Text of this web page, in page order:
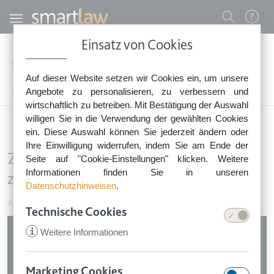
Einsatz von Cookies
Auf dieser Website setzen wir Cookies ein, um unsere
Angebote zu personalisieren, zu verbessern und
wirtschaftlich zu betreiben. Mit Bestätigung der Auswahl
willigen Sie in die Verwendung der gewählten Cookies
ein. Diese Auswahl können Sie jederzeit ändern oder
Ihre Einwilligung widerrufen, indem Sie am Ende der
Seite auf "Cookie-Einstellungen" klicken. Weitere
Informationen finden Sie in unseren
Datenschutzhinweisen.
Technische Cookies
i Weitere Informationen
Direkt zum Inhalt
0800 - 268 4 268 (kostenfrei)
Sie erreichen unser Service-Team:
Montag bis Freitag: 8-18 Uhr
Keine Rechtsberatung.
Benutzermenü
Startseite
Arbeitsvertrag & Einstellung Zeiterfassung mittels Fingerprint zulässig?
Zeiterfassung mittels Fingerprint
zulässig?
Arbeitsvertrag & Einstellung
Image